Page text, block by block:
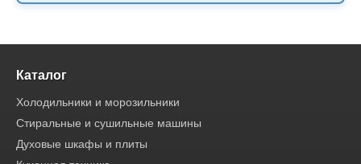
Каталог
Холодильники и морозильники
Стиральные и сушильные машины
Духовые шкафы и плиты